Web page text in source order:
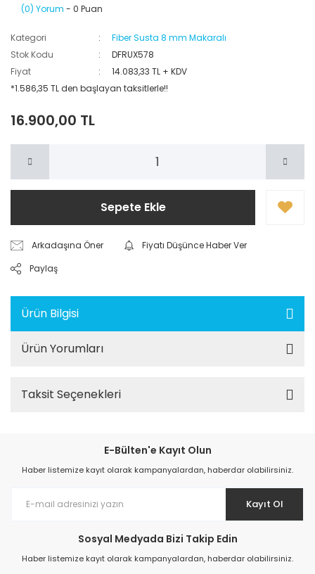
(0) Yorum - 0 Puan
Kategori
Fiber Susta 8 mm Makaralı
Stok Kodu
DFRUX578
Fiyat
14.083,33 TL + KDV
*1.586,35 TL den başlayan taksitlerle!!
16.900,00 TL
Sepete Ekle
Arkadaşına Öner
Fiyatı Düşünce Haber Ver
Paylaş
Ürün Bilgisi
Ürün Yorumları
Taksit Seçenekleri
E-Bülten'e Kayıt Olun
Haber listemize kayıt olarak kampanyalardan, haberdar olabilirsiniz.
Kayıt Ol
Sosyal Medyada Bizi Takip Edin
Haber listemize kayıt olarak kampanyalardan, haberdar olabilirsiniz.